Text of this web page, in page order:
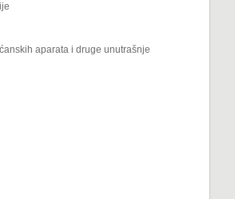
aparata i druge unutrašnje